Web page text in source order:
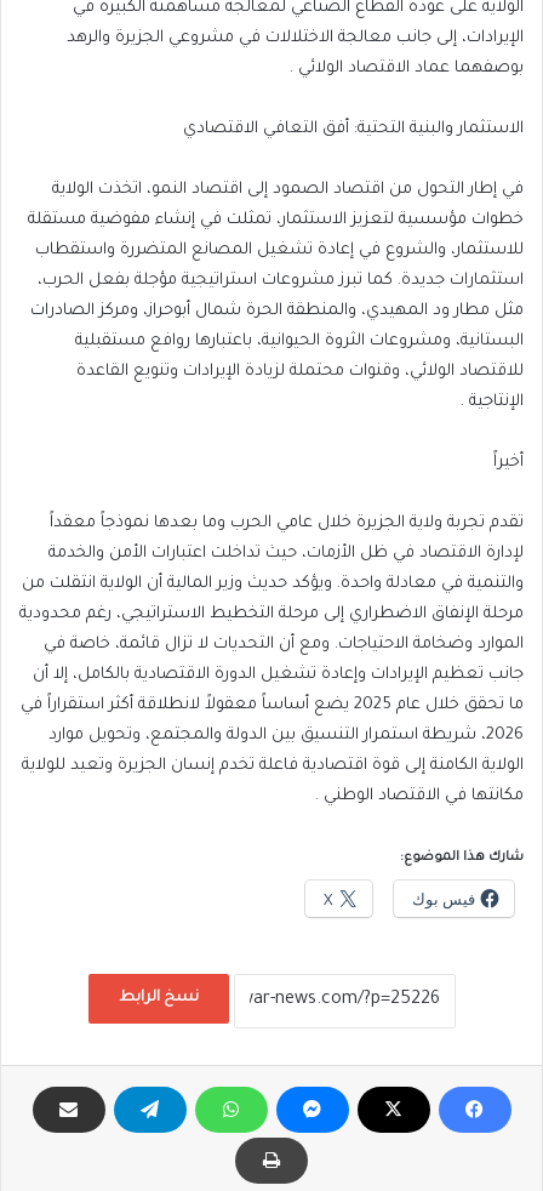
الولاية على عودة القطاع الصناعي لمعالجة مساهمته الكبيرة في
الإيرادات، إلى جانب معالجة الاختلالات في مشروعي الجزيرة والرهد
بوصفهما عماد الاقتصاد الولائي .
الاستثمار والبنية التحتية: أفق التعافي الاقتصادي
في إطار التحول من اقتصاد الصمود إلى اقتصاد النمو، اتخذت الولاية
خطوات مؤسسية لتعزيز الاستثمار، تمثلت في إنشاء مفوضية مستقلة
للاستثمار، والشروع في إعادة تشغيل المصانع المتضررة واستقطاب
استثمارات جديدة. كما تبرز مشروعات استراتيجية مؤجلة بفعل الحرب،
مثل مطار ود المهيدي، والمنطقة الحرة شمال أبوحراز، ومركز الصادرات
البستانية، ومشروعات الثروة الحيوانية، باعتبارها روافع مستقبلية
للاقتصاد الولائي، وقنوات محتملة لزيادة الإيرادات وتنويع القاعدة
الإنتاجية .
أخيراً
تقدم تجربة ولاية الجزيرة خلال عامي الحرب وما بعدها نموذجاً معقداً
لإدارة الاقتصاد في ظل الأزمات، حيث تداخلت اعتبارات الأمن والخدمة
والتنمية في معادلة واحدة. ويؤكد حديث وزير المالية أن الولاية انتقلت من
مرحلة الإنفاق الاضطراري إلى مرحلة التخطيط الاستراتيجي، رغم محدودية
الموارد وضخامة الاحتياجات. ومع أن التحديات لا تزال قائمة، خاصة في
جانب تعظيم الإيرادات وإعادة تشغيل الدورة الاقتصادية بالكامل، إلا أن
ما تحقق خلال عام 2025 يضع أساساً معقولاً لانطلاقة أكثر استقراراً في
2026، شريطة استمرار التنسيق بين الدولة والمجتمع، وتحويل موارد
الولاية الكامنة إلى قوة اقتصادية فاعلة تخدم إنسان الجزيرة وتعيد للولاية
مكانتها في الاقتصاد الوطني .
شارك هذا الموضوع:
فيس بوك X
نسخ الرابط